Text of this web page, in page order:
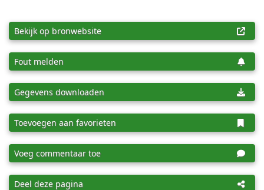
Bekijk op bronwebsite
Fout melden
Gegevens downloaden
Toevoegen aan favorieten
Voeg commentaar toe
Deel deze pagina